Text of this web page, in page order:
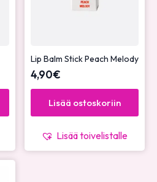
Lip Balm Stick Peach Melody
4,90€
Lisää ostoskoriin
Lisää toivelistalle